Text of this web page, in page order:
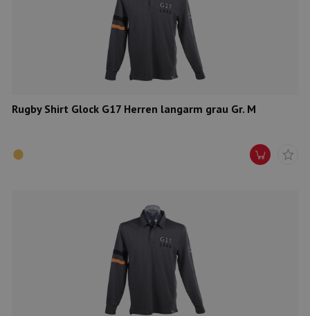
Rugby Shirt Glock G17 Herren langarm grau Gr. M